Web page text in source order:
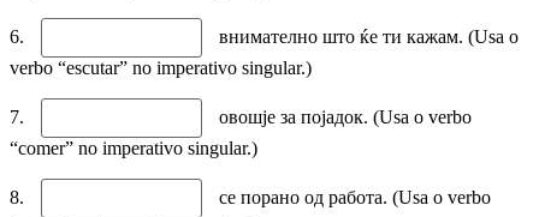
6.
внимателно што ќе ти кажам. (Usa o
verbo “escutar” no imperativo singular.)
7.
овошје за појадок. (Usa o verbo
“comer” no imperativo singular.)
8.
се порано од работа. (Usa o verbo